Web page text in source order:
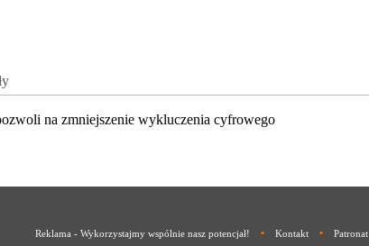
na zmniejszenie wykluczenia cyfrowego
Reklama - Wykorzystajmy wspólnie nasz potencjał! • Kontakt • Patronat